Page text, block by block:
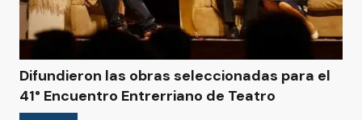
Difundieron las obras seleccionadas para el
41° Encuentro Entrerriano de Teatro